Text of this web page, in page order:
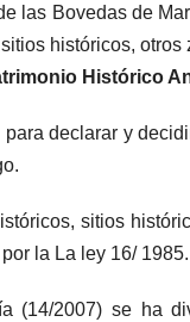
las Bovedas de
históricos,
Histórico
declarar y
sitios
la La ley 16/ 1985.
(14/2007) se ha